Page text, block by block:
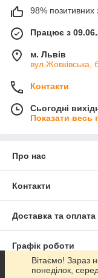
98% позитивних
Працює з
м. Львів
вул.Жовківська,
Контакти
Сьогодні
Показати весь
Про нас
Контакти
Доставка та оплата
Графік роботи
Повна версія сайту
Вітаємо! Зараз
понеділок,